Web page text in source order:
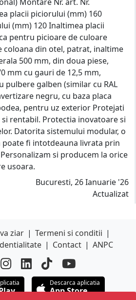
placii piciorului (mm) 160
(mm) 120 Inaltimea placii
pentru picioare de culoare
coloana din otel, patrat, inaltime
500 mm, din doua piese,
mm cu gauri de 12,5 mm,
pulbere galben (similar cu RAL
negru, cu baza placa
pentru uz exterior Protejati
rentabil. Protectia inovatoare si
Datorita sistemului modular, o
fi intotdeauna livrata prin
si producem la orice
usoara.
Bucuresti, 26 Ianuarie '26
Actualizat
ziar | Termeni si conditii |
| Contact | ANPC
Descarca aplicatia
App Store